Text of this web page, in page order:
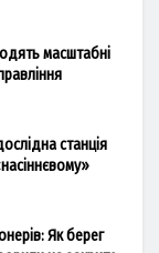
масштабні
станція
Як берег